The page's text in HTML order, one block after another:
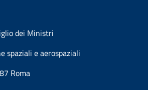
dei Ministri
spaziali e aerospaziali
Roma